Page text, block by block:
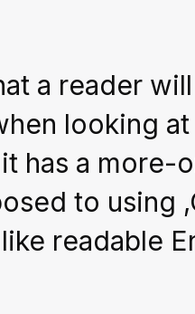
a reader
looking
has a more-
to using
readable